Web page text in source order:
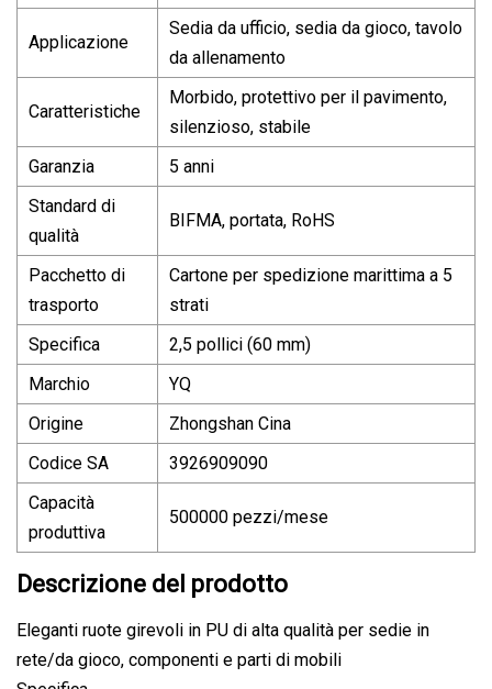
Applicazione
Sedia da ufficio, sedia da gioco, tavolo
da allenamento
Caratteristiche
Morbido, protettivo per il pavimento,
silenzioso, stabile
Garanzia
5 anni
Standard di
qualità
BIFMA, portata, RoHS
Pacchetto di
trasporto
Cartone per spedizione marittima a 5
strati
Specifica
2,5 pollici (60 mm)
Marchio
YQ
Origine
Zhongshan Cina
Codice SA
3926909090
Capacità
produttiva
500000 pezzi/mese
Descrizione del prodotto
Eleganti ruote girevoli in PU di alta qualità per sedie in
rete/da gioco, componenti e parti di mobili